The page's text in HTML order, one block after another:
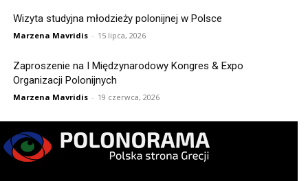
Wizyta studyjna młodzieży polonijnej w Polsce
Marzena Mavridis - 15 lipca, 2026
Zaproszenie na I Międzynarodowy Kongres & Expo
Organizacji Polonijnych
Marzena Mavridis - 19 czerwca, 2026